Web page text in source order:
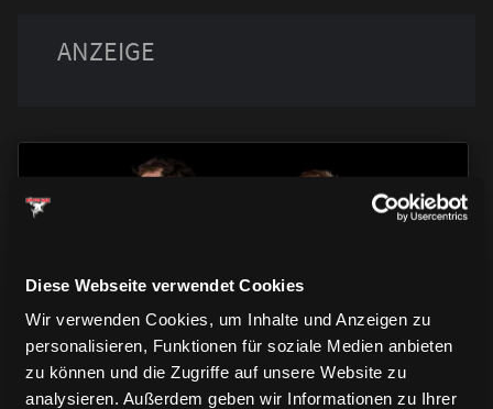
Diese Webseite verwendet Cookies
Wir verwenden Cookies, um Inhalte und Anzeigen zu
personalisieren, Funktionen für soziale Medien anbieten
zu können und die Zugriffe auf unsere Website zu
analysieren. Außerdem geben wir Informationen zu Ihrer
TRIKOTS
TRIKOTS
TRIKOTS